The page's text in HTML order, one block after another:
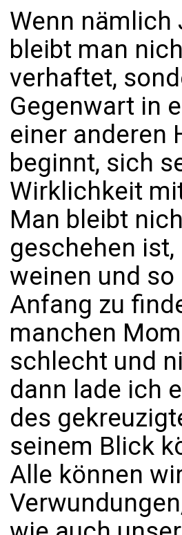
Wenn nämlich
bleibt man
verhaftet,
Gegenwart in
einer anderen
beginnt, sich
Wirklichkeit
Man bleibt
geschehen
weinen und
Anfang zu
manchen
schlecht und
dann lade ich
des
seinem Blick
Alle können